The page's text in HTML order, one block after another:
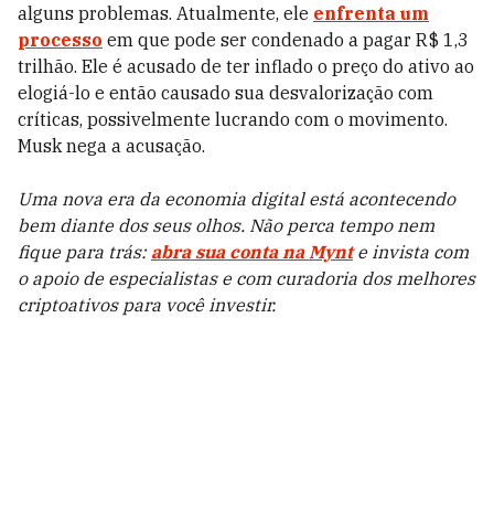
alguns problemas. Atualmente, ele enfrenta um
processo em que pode ser condenado a pagar R$ 1,3
trilhão. Ele é acusado de ter inflado o preço do ativo ao
elogiá-lo e então causado sua desvalorização com
críticas, possivelmente lucrando com o movimento.
Musk nega a acusação.
Uma nova era da economia digital está acontecendo
bem diante dos seus olhos. Não perca tempo nem
fique para trás: abra sua conta na Mynte invista com
o apoio de especialistas e com curadoria dos melhores
criptoativos para você investir.